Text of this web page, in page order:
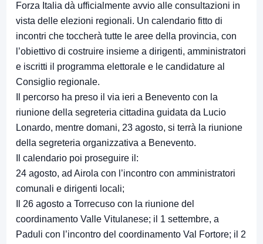
Forza Italia dà ufficialmente avvio alle consultazioni in
vista delle elezioni regionali. Un calendario fitto di
incontri che toccherà tutte le aree della provincia, con
l’obiettivo di costruire insieme a dirigenti, amministratori
e iscritti il programma elettorale e le candidature al
Consiglio regionale.
Il percorso ha preso il via ieri a Benevento con la
riunione della segreteria cittadina guidata da Lucio
Lonardo, mentre domani, 23 agosto, si terrà la riunione
della segreteria organizzativa a Benevento.
Il calendario poi proseguire il:
24 agosto, ad Airola con l’incontro con amministratori
comunali e dirigenti locali;
Il 26 agosto a Torrecuso con la riunione del
coordinamento Valle Vitulanese; il 1 settembre, a
Paduli con l’incontro del coordinamento Val Fortore; il 2